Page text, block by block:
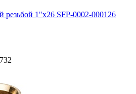
резьбой 1"х26 SFP-0002-000126